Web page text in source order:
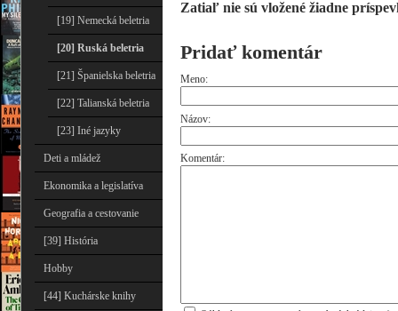
[19] Nemecká beletria
[20] Ruská beletria
[21] Španielska beletria
[22] Talianská beletria
[23] Iné jazyky
Deti a mládež
Ekonomika a legislatíva
Geografia a cestovanie
[39] História
Hobby
[44] Kuchárske knihy
Zatiaľ nie sú vložené žiadne
Pridať komentár
Meno:
Názov:
Komentár: